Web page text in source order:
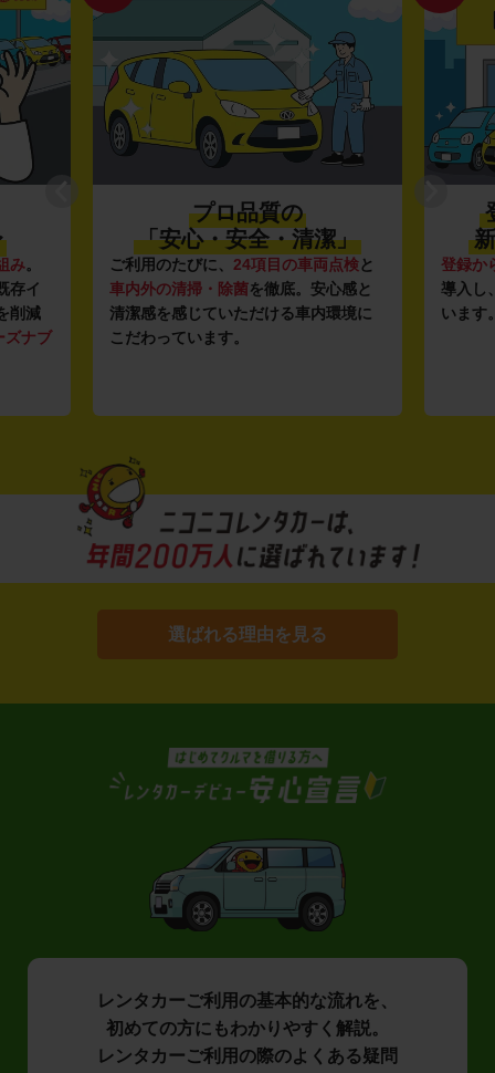
み。
存イ
削減
ズナブ
プロ品質の
「安心・安全・清潔」
ご利用のたびに、 24項目の車両点検と
車内外の清掃・除菌を徹底。安心感と
清潔感を感じていただける車内環境に
こだわっています。
登録か
導入し
います
選ばれる理由を見る
レンタカーご利用の基本的な流れを、
初めての方にもわかりやすく解説。
レンタカーご利用の際のよくある疑問